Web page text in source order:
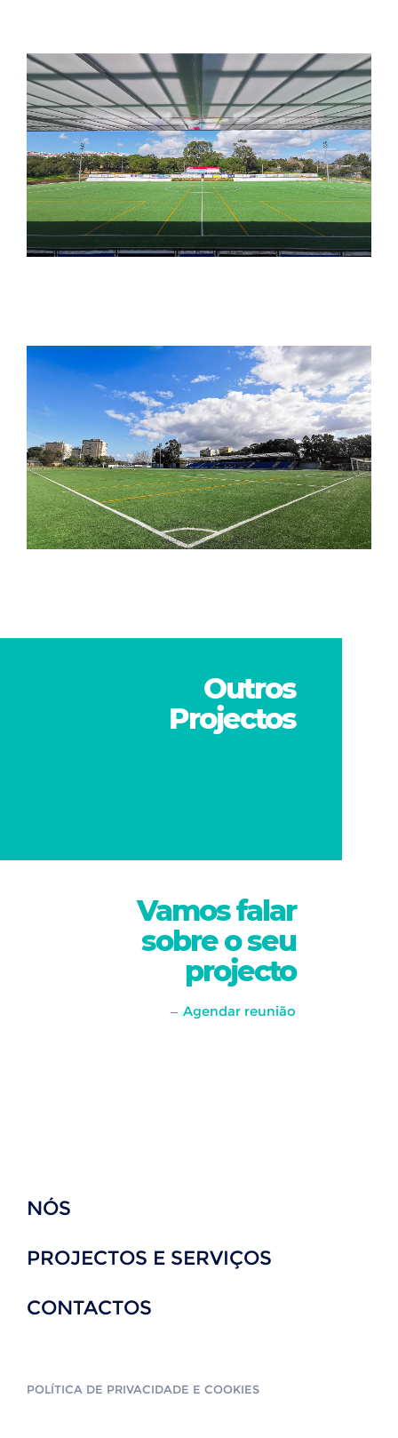
Outros
Projectos
Vamos falar
sobre o seu
projecto
Agendar reunião
NÓS
PROJECTOS E SERVIÇOS
CONTACTOS
POLÍTICA DE PRIVACIDADE E COOKIES